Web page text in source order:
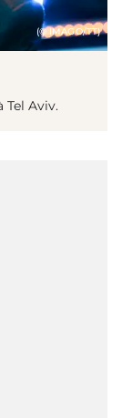
(© IMAGO/TT)
Tel Aviv.